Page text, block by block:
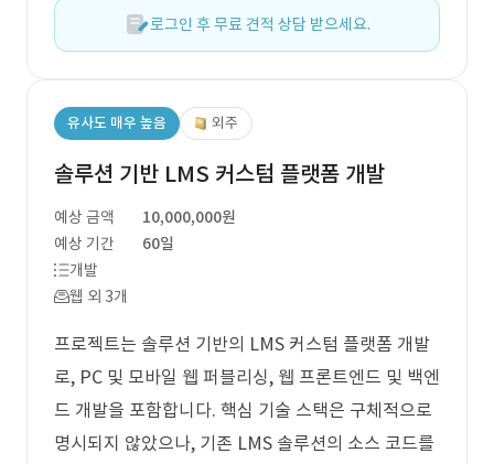
로그인 후 무료 견적 상담 받으세요.
유사도 매우 높음 외주
솔루션 기반 LMS 커스텀 플랫폼 개발
예상 금액
10,000,000원
예상 기간
60일
개발
웹 외 3개
프로젝트는 솔루션 기반의 LMS 커스텀 플랫폼 개발
로, PC 및 모바일 웹 퍼블리싱, 웹 프론트엔드 및 백엔
드 개발을 포함합니다. 핵심 기술 스택은 구체적으로
명시되지 않았으나, 기존 LMS 솔루션의 소스 코드를